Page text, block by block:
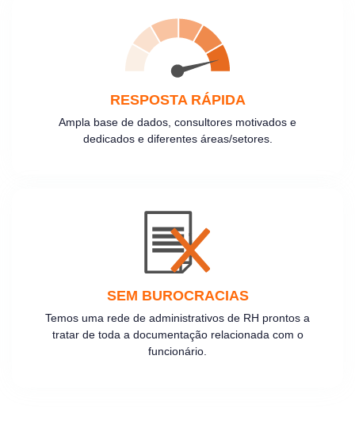
RESPOSTA RÁPIDA
Ampla base de dados, consultores motivados e
dedicados e diferentes áreas/setores.
SEM BUROCRACIAS
Temos uma rede de administrativos de RH prontos a
tratar de toda a documentação relacionada com o
funcionário.